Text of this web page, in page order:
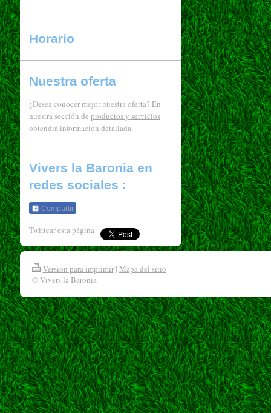
Horario
Nuestra oferta
¿Desea conocer mejor nuestra oferta? En
nuestra sección de productos y servicios
obtendrá información detallada.
Vivers la Baronia en
redes sociales :
Compartir
Twittear esta página
Versión para imprimir | Mapa del sitio
© Vivers la Baronia